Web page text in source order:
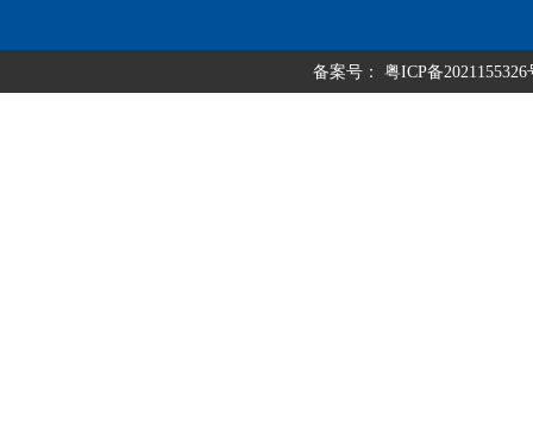
备案号： 粤ICP备2021155326